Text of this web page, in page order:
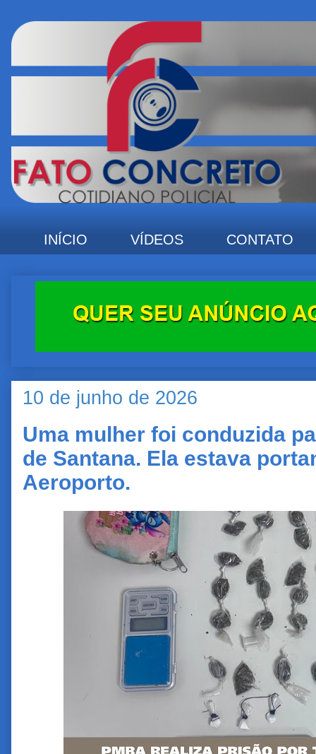
INÍCIO VÍDEOS CONTATO
10 de junho de 2026
Uma mulher foi conduzida
de Santana. Ela estava
Aeroporto.